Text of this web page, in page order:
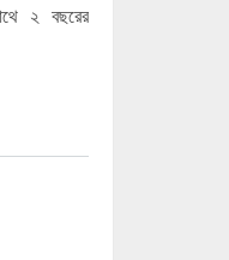
২ বছরের